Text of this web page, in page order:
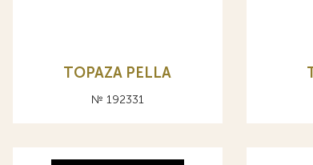
TOPAZA PELLA
№ 192331